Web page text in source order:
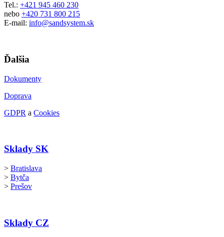
Tel.: +421 945 460 230
nebo +420 731 800 215
E-mail: info@sandsystem.sk
Ďalšia
Dokumenty
Doprava
GDPR a Cookies
Sklady SK
> Bratislava
> Bytča
> Prešov
Sklady CZ